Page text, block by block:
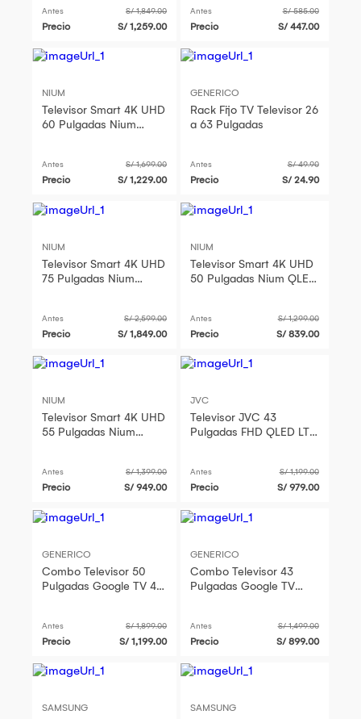
Antes S/ 1,849.00
Precio S/ 1,259.00
y Alexa
Antes S/ 585.00
Precio S/ 447.00
NIUM
Televisor Smart 4K UHD
60 Pulgadas Nium
Antes S/ 1,699.00
Precio S/ 1,229.00
GENERICO
Rack Fijo TV Televisor 26
a 63 Pulgadas
Antes S/ 49.90
Precio S/ 24.90
NIUM
Televisor Smart 4K UHD
75 Pulgadas Nium
Antes S/ 2,599.00
Precio S/ 1,849.00
NIUM
Televisor Smart 4K UHD
50 Pulgadas Nium QLED
Antes S/ 1,299.00
Precio S/ 839.00
NIUM
Televisor Smart 4K UHD
55 Pulgadas Nium
Antes S/ 1,399.00
Precio S/ 949.00
JVC
Televisor JVC 43
Pulgadas FHD QLED LT-
Watts EW-P454BC
Antes S/ 1,199.00
Precio S/ 979.00
GENERICO
Combo Televisor 50
Pulgadas Google TV 4K
Antes S/ 1,899.00
Precio S/ 1,199.00
GENERICO
Combo Televisor 43
Pulgadas Google TV
Antes S/ 1,499.00
Precio S/ 899.00
SAMSUNG SAMSUNG